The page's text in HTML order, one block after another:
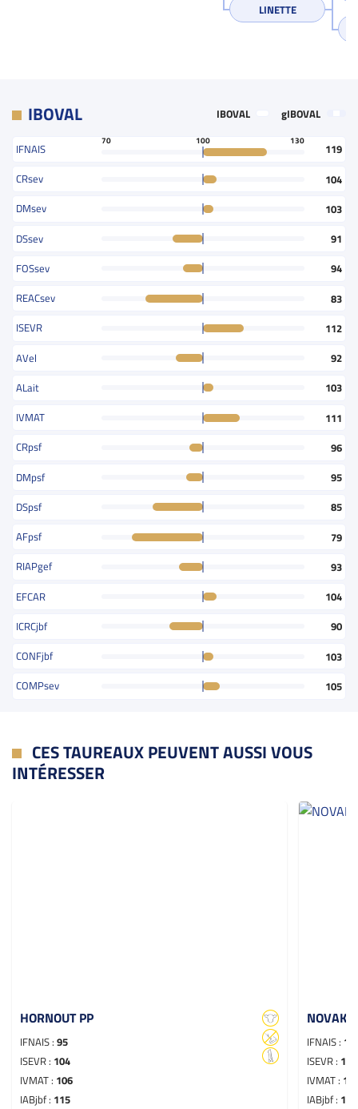
LINETTE
IBOVAL IBOVAL gIBOVAL
IFNAIS
70 100 130
119
CRsev
104
DMsev
103
DSsev
91
FOSsev
94
REACsev
83
ISEVR
112
AVel
92
ALait
103
IVMAT
111
CRpsf
96
DMpsf
95
DSpsf
85
AFpsf
79
RIAPgef
93
EFCAR
104
ICRCjbf
90
CONFjbf
103
COMPsev
105
CES TAUREAUX PEUVENT AUSSI VOUS
INTÉRESSER
HORNOUT PP
IFNAIS : 95
ISEVR : 104
IVMAT : 106
IABjbf : 115
NOVAK
IFNAIS :
ISEVR : 110
IVMAT :
IABjbf : 115